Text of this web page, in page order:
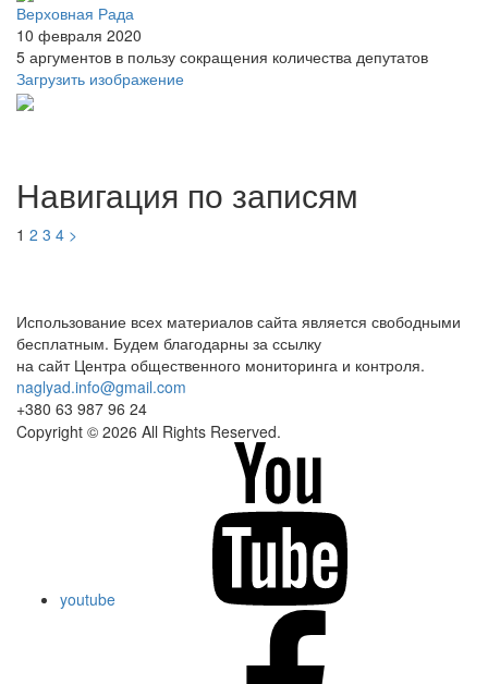
Верховная Рада
10 февраля 2020
5 аргументов в пользу сокращения количества депутатов
Загрузить изображение
Навигация по записям
1 2 3 4 >
Использование всех материалов сайта является свободными
бесплатным. Будем благодарны за ссылку
на сайт Центра общественного мониторинга и контроля.
naglyad.info@gmail.com
+380 63 987 96 24
Copyright © 2026 All Rights Reserved.
youtube